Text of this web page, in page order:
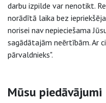
darbu izpilde var nenotikt.
norādītā laika bez
norisei nav nepieciešama
sagādātajām neērtībām. Ar
pārvaldnieks".
Sāna navigācija
Mūsu piedāvājumi